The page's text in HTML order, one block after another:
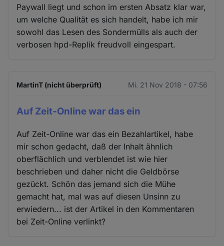
Paywall liegt und schon im ersten Absatz klar war,
um welche Qualität es sich handelt, habe ich mir
sowohl das Lesen des Sondermülls als auch der
verbosen hpd-Replik freudvoll eingespart.
MartinT (nicht überprüft) Mi. 21 Nov 2018 - 07:56
Auf Zeit-Online war das ein
Auf Zeit-Online war das ein Bezahlartikel, habe
mir schon gedacht, daß der Inhalt ähnlich
oberflächlich und verblendet ist wie hier
beschrieben und daher nicht die Geldbörse
gezückt. Schön das jemand sich die Mühe
gemacht hat, mal was auf diesen Unsinn zu
erwiedern... ist der Artikel in den Kommentaren
bei Zeit-Online verlinkt?